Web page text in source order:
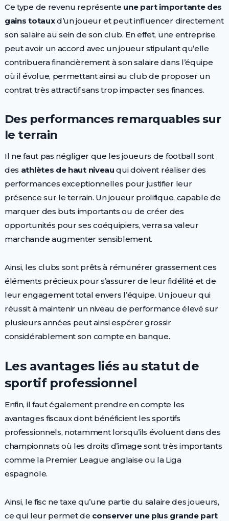
Ce type de revenu représente une part importante des
gains totauxd’un joueur et peut influencer directement
son salaire au sein de son club. En effet, une entreprise
peut avoir un accord avec un joueur stipulant qu’elle
contribuera financièrement à son salaire dans l’équipe
où il évolue, permettant ainsi au club de proposer un
contrat très attractif sans trop impacter ses finances.
Des performances remarquables sur
le terrain
Il ne faut pas négliger que les joueurs de football sont
des athlètes de haut niveau qui doivent réaliser des
performances exceptionnelles pour justifier leur
présence sur le terrain. Un joueur prolifique, capable de
marquer des buts importants ou de créer des
opportunités pour ses coéquipiers, verra sa valeur
marchande augmenter sensiblement.
Ainsi, les clubs sont prêts à rémunérer grassement ces
éléments précieux pour s’assurer de leur fidélité et de
leur engagement total envers l’équipe. Un joueur qui
réussit à maintenir un niveau de performance élevé sur
plusieurs années peut ainsi espérer grossir
considérablement son compte en banque.
Les avantages liés au statut de
sportif professionnel
Enfin, il faut également prendre en compte les
avantages fiscaux dont bénéficient les sportifs
professionnels, notamment lorsqu’ils évoluent dans des
championnats où les droits d’image sont très importants
comme la Premier League anglaise ou la Liga
espagnole.
Ainsi, le fisc ne taxe qu’une partie du salaire des joueurs,
ce qui leur permet de conserver une plus grande part